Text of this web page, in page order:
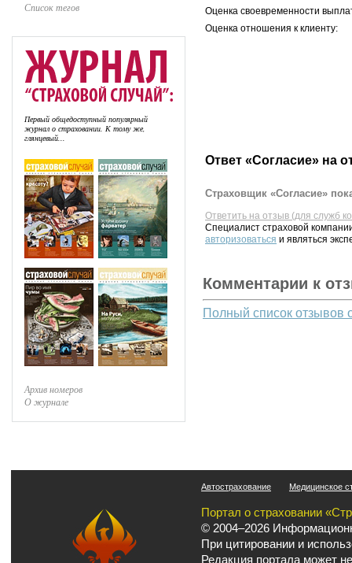
Список тегов
Первый общедоступный популярный
журнал о страховании. К тому же,
глянцевый...
Архив номеров
О журнале
Оценка своевременности
Оценка отношения к клиенту:
Ответ «Согласие» на
Страховщик «Согласие»
Ответить на отзыв (для служб
Специалист страховой
авторизоваться и являться
Комментарии к
Полный список отзывов
Автострахование Медицинское
Портал о страховании
© 2004–2026
При цитировании и
Редакция портала может